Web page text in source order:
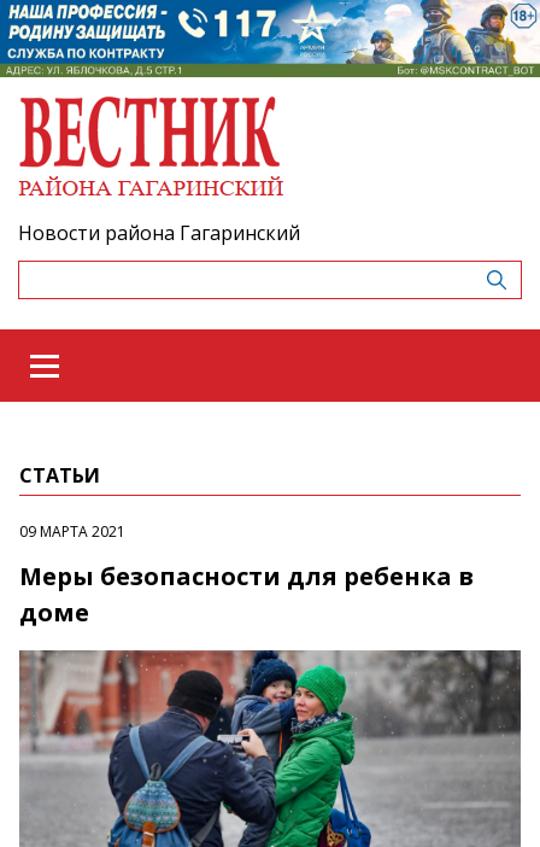
Новости района Гагаринский
СТАТЬИ
09 МАРТА 2021
Меры безопасности для ребенка в
доме